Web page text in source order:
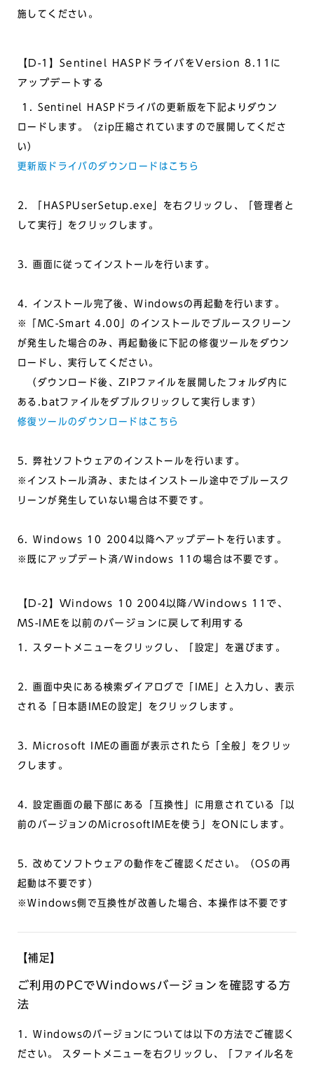
施してください。
【D-1】Sentinel HASPドライバをVersion 8.11に
アップデートする
1. Sentinel HASPドライバの更新版を下記よりダウン
ロードします。（zip圧縮されていますので展開してくださ
い）
更新版ドライバのダウンロードはこちら
2. 「HASPUserSetup.exe」を右クリックし、「管理者と
して実行」をクリックします。
3. 画面に従ってインストールを行います。
4. インストール完了後、Windowsの再起動を行います。
※「MC-Smart 4.00」のインストールでブルースクリーン
が発生した場合のみ、再起動後に下記の修復ツールをダウン
ロードし、実行してください。
（ダウンロード後、ZIPファイルを展開したフォルダ内に
ある.batファイルをダブルクリックして実行します）
修復ツールのダウンロードはこちら
5. 弊社ソフトウェアのインストールを行います。
※インストール済み、またはインストール途中でブルースク
リーンが発生していない場合は不要です。
6. Windows 10 2004以降へアップデートを行います。
※既にアップデート済/Windows 11の場合は不要です。
【D-2】Windows 10 2004以降/Windows 11で、
MS-IMEを以前のバージョンに戻して利用する
1. スタートメニューをクリックし、「設定」を選びます。
2. 画面中央にある検索ダイアログで「IME」と入力し、表示
される「日本語IMEの設定」をクリックします。
3. Microsoft IMEの画面が表示されたら「全般」をクリッ
クします。
4. 設定画面の最下部にある「互換性」に用意されている「以
前のバージョンのMicrosoftIMEを使う」をONにします。
5. 改めてソフトウェアの動作をご確認ください。（OSの再
起動は不要です）
※Windows側で互換性が改善した場合、本操作は不要です
【補足】
ご利用のPCでWindowsバージョンを確認する方
法
1. Windowsのバージョンについては以下の方法でご確認く
ださい。 スタートメニューを右クリックし、「ファイル名を